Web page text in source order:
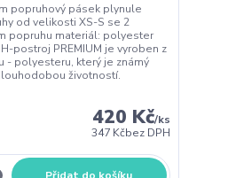
popruhový pásek plynule
od velikosti XS-S se 2
popruhu materiál: polyester
postroj PREMIUM je vyroben z
- polyesteru, který je známý
životností.
420 Kč/ks
347 Kčbez DPH